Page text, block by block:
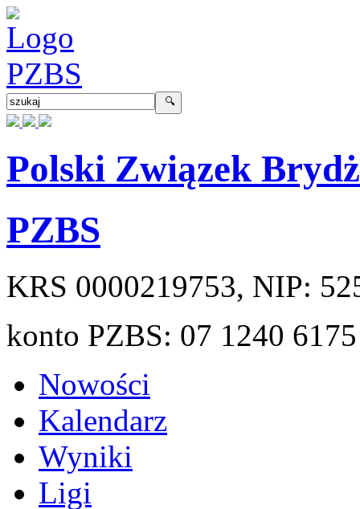
Polski Związek
PZBS
KRS 0000219753, NIP:
konto PZBS: 07 1240
Nowości
Kalendarz
Wyniki
Ligi